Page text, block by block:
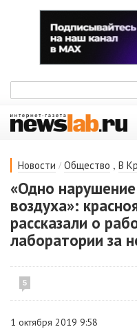
Новости / Общество , В
«Одно
воздуха»:
рассказали о
лаборатории за
5
1 октября 2019 9:58